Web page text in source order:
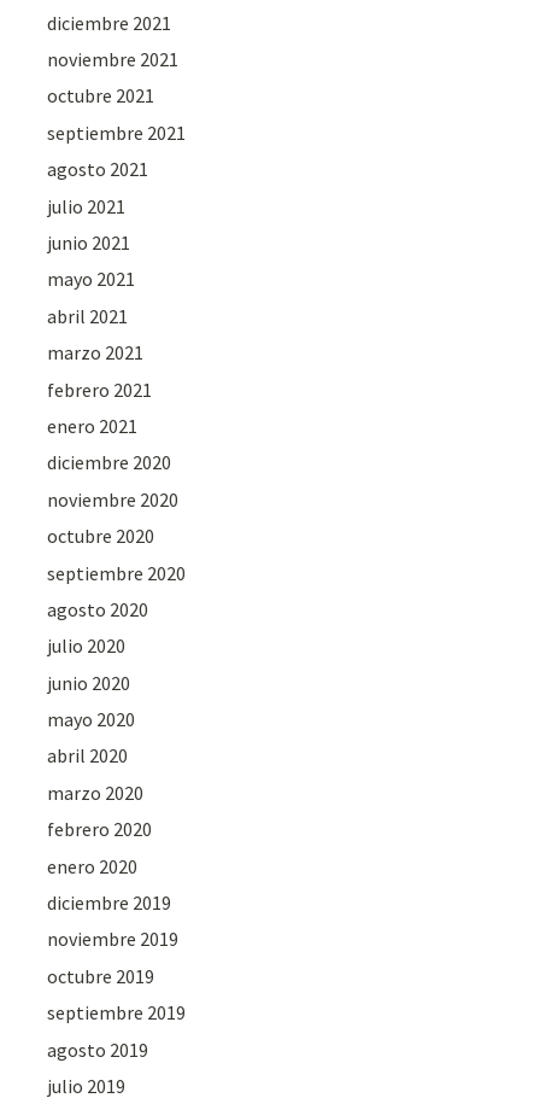
diciembre 2021
noviembre 2021
octubre 2021
septiembre 2021
agosto 2021
julio 2021
junio 2021
mayo 2021
abril 2021
marzo 2021
febrero 2021
enero 2021
diciembre 2020
noviembre 2020
octubre 2020
septiembre 2020
agosto 2020
julio 2020
junio 2020
mayo 2020
abril 2020
marzo 2020
febrero 2020
enero 2020
diciembre 2019
noviembre 2019
octubre 2019
septiembre 2019
agosto 2019
julio 2019